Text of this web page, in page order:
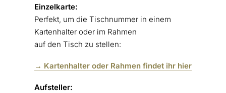
Einzelkarte:
Perfekt, um die Tischnummer in einem
Kartenhalter oder im Rahmen
auf den Tisch zu stellen:
→ Kartenhalter oder Rahmen findet ihr hier
Aufsteller: